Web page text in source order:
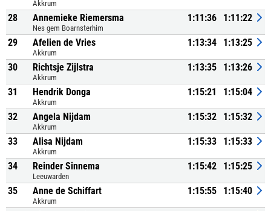
Akkrum
28 Annemieke Riemersma
Nes gem Boarnsterhim
1:11:36 1:11:22
29 Afelien de Vries
Akkrum
1:13:34 1:13:25
30 Richtsje Zijlstra
Akkrum
1:13:35 1:13:26
31 Hendrik Donga
Akkrum
1:15:21 1:15:04
32 Angela Nijdam
Akkrum
1:15:32 1:15:32
33 Alisa Nijdam
Akkrum
1:15:33 1:15:33
34 Reinder Sinnema
Leeuwarden
1:15:42 1:15:25
35 Anne de Schiffart
Akkrum
1:15:55 1:15:40